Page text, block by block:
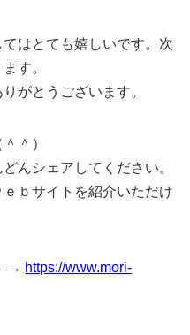
はとても嬉しいです。次
す。
がとうございます。
＾）
んシェアしてください。
ｂサイトを紹介いただけ
→ https://www.mori-